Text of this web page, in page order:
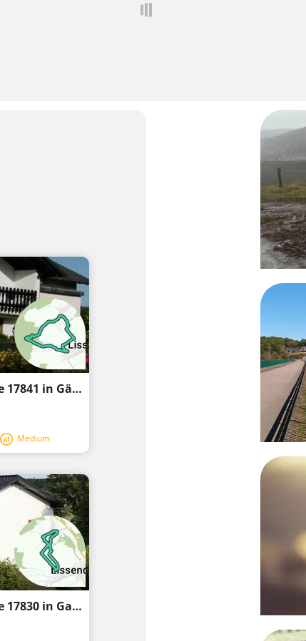
Wandelen in de omgeving van Natuurhuisje 17841 in Gännersdorf
Medium
Wandelen in de omgeving van Natuurhuisje 17830 in Gannersdorf